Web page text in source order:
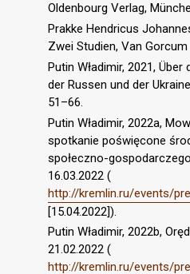
Oldenbourg Verlag,
Prakke Hendricus
Zwei Studien, Van
Putin Władimir, 2021,
der Russen und der
51–66.
Putin Władimir, 2022a,
spotkanie poświęcone
społeczno-
16.03.2022 (
http://kremlin.ru/events/
[15.04.2022]).
Putin Władimir, 2022b,
21.02.2022 (
http://kremlin.ru/events/